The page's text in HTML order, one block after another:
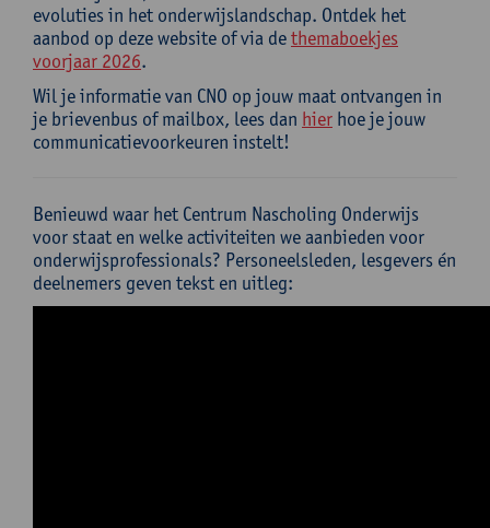
evoluties in het onderwijslandschap. Ontdek het
aanbod op deze website of via dethemaboekjes
voorjaar 2026.
Wil je informatie van CNO op jouw maat ontvangen in
je brievenbus of mailbox, lees dan hier hoe je jouw
communicatievoorkeuren instelt!
Benieuwd waar het Centrum Nascholing Onderwijs
voor staat en welke activiteiten we aanbieden voor
onderwijsprofessionals? Personeelsleden, lesgevers én
deelnemers geven tekst en uitleg: